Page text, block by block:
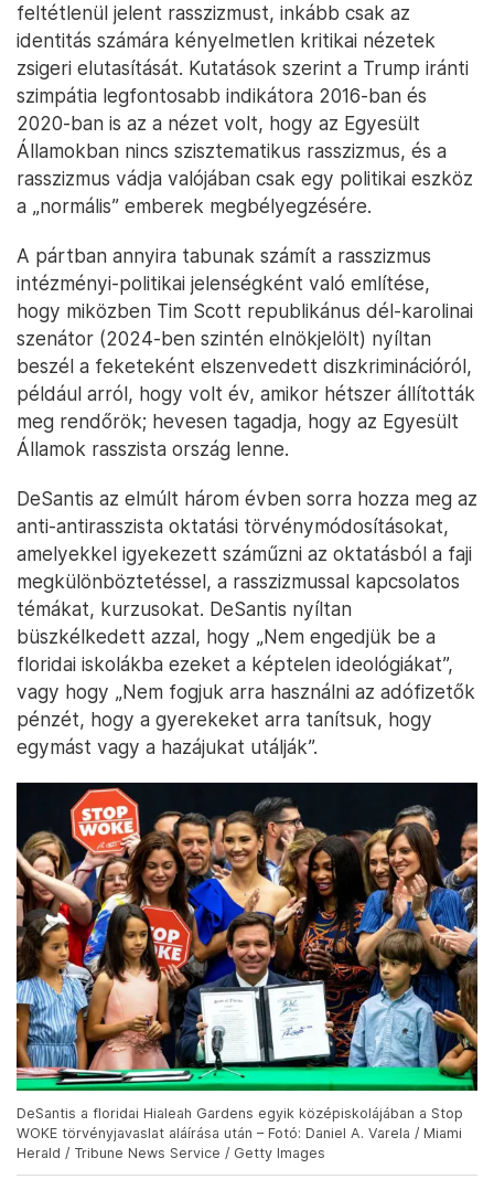
feltétlenül jelent rasszizmust, inkább csak az
identitás számára kényelmetlen kritikai nézetek
zsigeri elutasítását. Kutatások szerint a Trump iránti
szimpátia legfontosabb indikátora 2016-ban és
2020-ban is az a nézet volt, hogy az Egyesült
Államokban nincs szisztematikus rasszizmus, és a
rasszizmus vádja valójában csak egy politikai eszköz
a „normális” emberek megbélyegzésére.
A pártban annyira tabunak számít a rasszizmus
intézményi-politikai jelenségként való említése,
hogy miközben Tim Scott republikánus dél-karolinai
szenátor (2024-ben szintén elnökjelölt) nyíltan
beszél a feketeként elszenvedett diszkriminációról,
például arról, hogy volt év, amikor hétszer állították
meg rendőrök; hevesen tagadja, hogy az Egyesült
Államok rasszista ország lenne.
DeSantis az elmúlt három évben sorra hozza meg az
anti-antirasszista oktatási törvénymódosításokat,
amelyekkel igyekezett száműzni az oktatásból a faji
megkülönböztetéssel, a rasszizmussal kapcsolatos
témákat, kurzusokat. DeSantis nyíltan
büszkélkedett azzal, hogy „Nem engedjük be a
floridai iskolákba ezeket a képtelen ideológiákat”,
vagy hogy „Nem fogjuk arra használni az adófizetők
pénzét, hogy a gyerekeket arra tanítsuk, hogy
egymást vagy a hazájukat utálják”.
DeSantis a floridai Hialeah Gardens egyik középiskolájában a Stop
WOKE törvényjavaslat aláírása után – Fotó: Daniel A. Varela / Miami
Herald / Tribune News Service / Getty Images